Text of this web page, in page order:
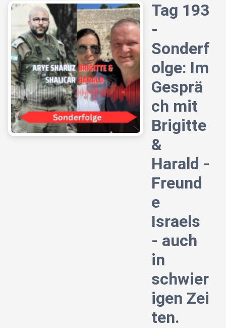
Tag 193
-
Sonderf
olge: Im
Gesprä
ch mit
Brigitte
&
Harald -
Freund
e
Israels
- auch
in
schwier
igen Zei
ten.